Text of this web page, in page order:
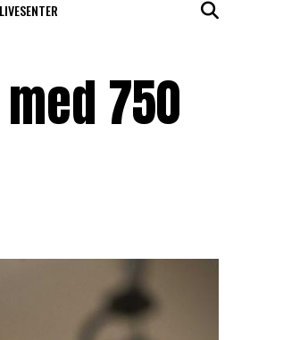
LIVESENTER
750